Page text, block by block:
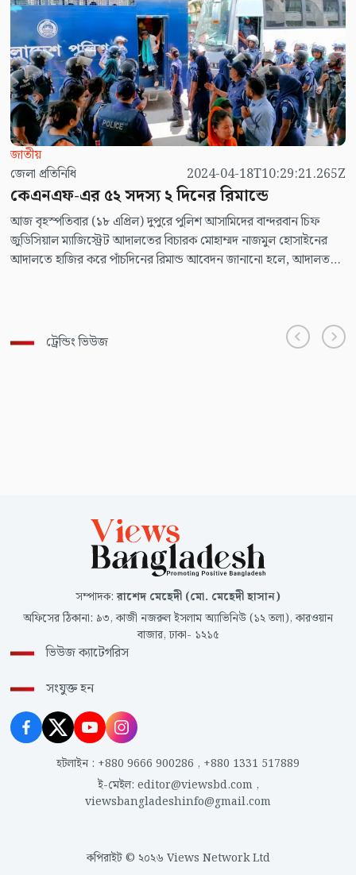
জাতীয়
জেলা প্রতিনিধি
2024-04-18T10:29:21.265Z
কেএনএফ-এর ৫২ সদস্য ২ দিনের রিমান্ডে
আজ বৃহস্পতিবার (১৮ এপ্রিল) দুপুরে পুলিশ আসামিদের বান্দরবান চিফ
জুডিসিয়াল ম্যাজিস্ট্রেট আদালতের বিচারক মোহাম্মদ নাজমুল হোসাইনের
আদালতে হাজির করে পাঁচদিনের রিমান্ড আবেদন জানানো হলে, আদালত
ট্রেন্ডিং ভিউজ
সম্পাদক:রাশেদ মেহেদী (মো. মেহেদী হাসান)
অফিসের ঠিকানা: ৯৩, কাজী নজরুল ইসলাম অ্যাভিনিউ (১২ তলা), কারওয়ান
বাজার, ঢাকা- ১২১৫
ভিউজ ক্যাটেগরিস
সংযুক্ত হন
হটলাইন : +880 9666 900286 , +880 1331 517889
ই-মেইল: editor@viewsbd.com,
viewsbangladeshinfo@gmail.com
কপিরাইট © ২০২৬ Views Network Ltd